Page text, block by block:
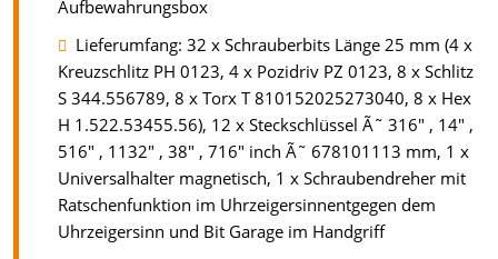
Aufbewahrungsbox
Lieferumfang: 32 x Schrauberbits Länge 25 mm (4 x
Kreuzschlitz PH 0123, 4 x Pozidriv PZ 0123, 8 x Schlitz
S 344.556789, 8 x Torx T 810152025273040, 8 x Hex
H 1.522.53455.56), 12 x Steckschlüssel Ã˜ 316" , 14" ,
516" , 1132" , 38" , 716" inch Ã˜ 678101113 mm, 1 x
Universalhalter magnetisch, 1 x Schraubendreher mit
Ratschenfunktion im Uhrzeigersinnentgegen dem
Uhrzeigersinn und Bit Garage im Handgriff